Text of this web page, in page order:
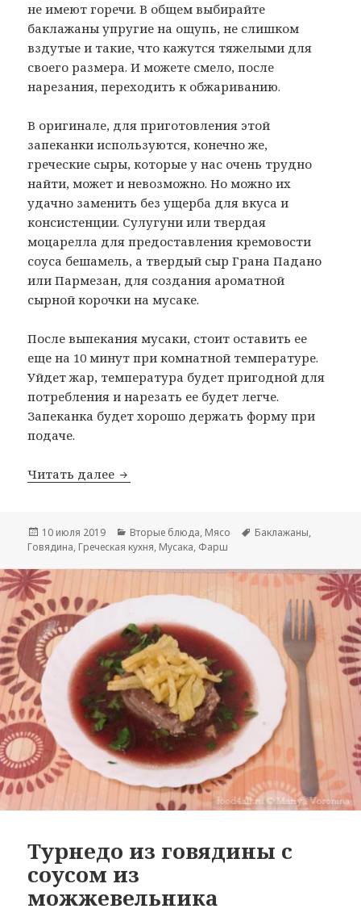
не имеют горечи. В общем выбирайте
баклажаны упругие на ощупь, не слишком
вздутые и такие, что кажутся тяжелыми для
своего размера. И можете смело, после
нарезания, переходить к обжариванию.
В оригинале, для приготовления этой
запеканки используются, конечно же,
греческие сыры, которые у нас очень трудно
найти, может и невозможно. Но можно их
удачно заменить без ущерба для вкуса и
консистенции. Сулугуни или твердая
моцарелла для предоставления кремовости
соуса бешамель, а твердый сыр Грана Падано
или Пармезан, для создания ароматной
сырной корочки на мусаке.
После выпекания мусаки, стоит оставить ее
еще на 10 минут при комнатной температуре.
Уйдет жар, температура будет пригодной для
потребления и нарезать ее будет легче.
Запеканка будет хорошо держать форму при
подаче.
Читать далее Мусака (Moussaka)
Опубликовано
10 июля 2019 Рубрики
Вторые блюда, Мясо Метки
Баклажаны,
Говядина, Греческая кухня, Мусака, Фарш
Турнедо из говядины с
соусом из
можжевельника